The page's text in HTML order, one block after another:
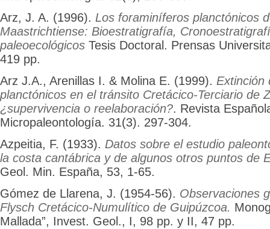
Arz, J. A. (1996). Los foraminíferos planctónicos
Maastrichtiense: Bioestratigrafía,
paleoecológicos Tesis Doctoral. Prensas
419 pp.
Arz J.A., Arenillas I. & Molina E. (1999). Extinción
planctónicos en el tránsito Cretácico-Terciario de
¿supervivencia o reelaboración?. Revista
Micropaleontología. 31(3). 297-304.
Azpeitia, F. (1933). Datos sobre el estudio
la costa cantábrica y de algunos otros puntos de
Geol. Min. España, 53, 1-65.
Gómez de Llarena, J. (1954-56). Observaciones
Flysch Cretácico-Numulítico de Guipúzcoa.
Mallada”, Invest. Geol., I, 98 pp. y II, 47 pp.